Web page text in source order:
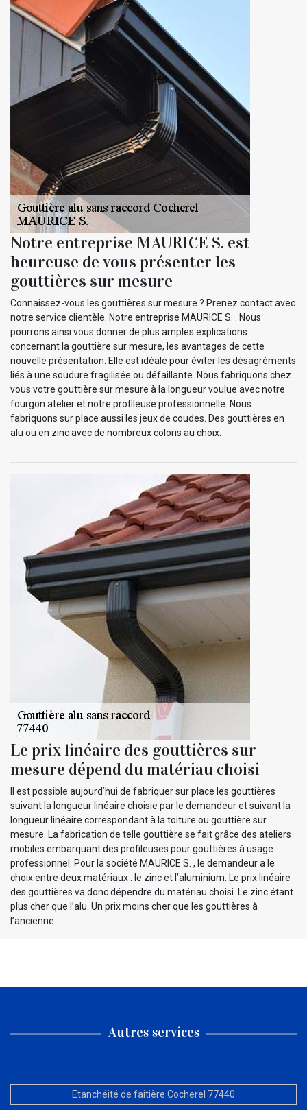
Notre entreprise MAURICE S. est
heureuse de vous présenter les
gouttières sur mesure
Connaissez-vous les gouttières sur mesure ? Prenez contact avec
notre service clientèle. Notre entreprise MAURICE S. . Nous
pourrons ainsi vous donner de plus amples explications
concernant la gouttière sur mesure, les avantages de cette
nouvelle présentation. Elle est idéale pour éviter les désagréments
liés à une soudure fragilisée ou défaillante. Nous fabriquons chez
vous votre gouttière sur mesure à la longueur voulue avec notre
fourgon atelier et notre profileuse professionnelle. Nous
fabriquons sur place aussi les jeux de coudes. Des gouttières en
alu ou en zinc avec de nombreux coloris au choix.
Le prix linéaire des gouttières sur
mesure dépend du matériau choisi
Il est possible aujourd’hui de fabriquer sur place les gouttières
suivant la longueur linéaire choisie par le demandeur et suivant la
longueur linéaire correspondant à la toiture ou gouttière sur
mesure. La fabrication de telle gouttière se fait grâce des ateliers
mobiles embarquant des profileuses pour gouttières à usage
professionnel. Pour la société MAURICE S. , le demandeur a le
choix entre deux matériaux : le zinc et l’aluminium. Le prix linéaire
des gouttières va donc dépendre du matériau choisi. Le zinc étant
plus cher que l’alu. Un prix moins cher que les gouttières à
l’ancienne.
Autres services
Etanchéité de faitière Cocherel 77440